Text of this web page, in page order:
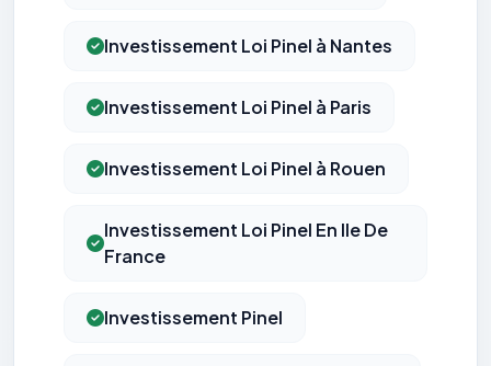
Investissement Loi Pinel à Nantes
Investissement Loi Pinel à Paris
Investissement Loi Pinel à Rouen
Investissement Loi Pinel En Ile De
France
Investissement Pinel